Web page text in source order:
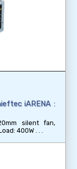
iARENA :
silent fan,
400W